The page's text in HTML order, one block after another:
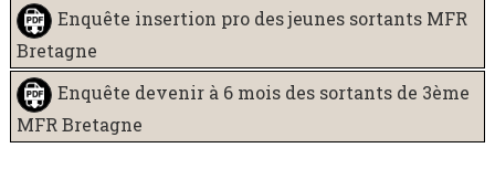
Enquête insertion pro des jeunes sortants MFR
Bretagne
Enquête devenir à 6 mois des sortants de 3ème
MFR Bretagne